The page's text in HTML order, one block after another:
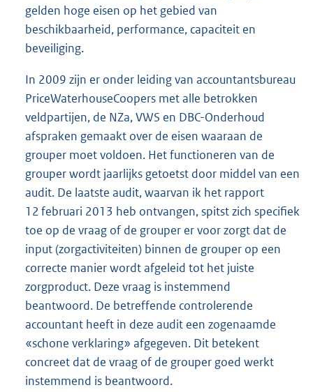
gelden hoge eisen op het gebied van
beschikbaarheid, performance, capaciteit en
beveiliging.
In 2009 zijn er onder leiding van accountantsbureau
PriceWaterhouseCoopers met alle betrokken
veldpartijen, de NZa, VWS en DBC-Onderhoud
afspraken gemaakt over de eisen waaraan de
grouper moet voldoen. Het functioneren van de
grouper wordt jaarlijks getoetst door middel van een
audit. De laatste audit, waarvan ik het rapport
12 februari 2013 heb ontvangen, spitst zich specifiek
toe op de vraag of de grouper er voor zorgt dat de
input (zorgactiviteiten) binnen de grouper op een
correcte manier wordt afgeleid tot het juiste
zorgproduct. Deze vraag is instemmend
beantwoord. De betreffende controlerende
accountant heeft in deze audit een zogenaamde
«schone verklaring» afgegeven. Dit betekent
concreet dat de vraag of de grouper goed werkt
instemmend is beantwoord.